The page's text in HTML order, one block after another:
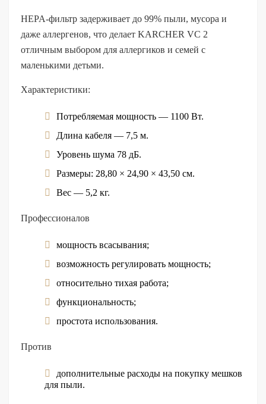
HEPA-фильтр задерживает до 99% пыли, мусора и
даже аллергенов, что делает KARCHER VC 2
отличным выбором для аллергиков и семей с
маленькими детьми.
Характеристики:
Потребляемая мощность — 1100 Вт.
Длина кабеля — 7,5 м.
Уровень шума 78 дБ.
Размеры: 28,80 × 24,90 × 43,50 см.
Вес — 5,2 кг.
Профессионалов
мощность всасывания;
возможность регулировать мощность;
относительно тихая работа;
функциональность;
простота использования.
Против
дополнительные расходы на покупку мешков
для пыли.